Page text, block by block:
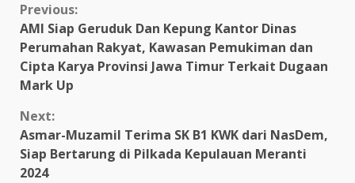
Continue
Reading
Previous:
AMI Siap Geruduk Dan Kepung Kantor Dinas
Perumahan Rakyat, Kawasan Pemukiman dan
Cipta Karya Provinsi Jawa Timur Terkait Dugaan
Mark Up
Next:
Asmar-Muzamil Terima SK B1 KWK dari NasDem,
Siap Bertarung di Pilkada Kepulauan Meranti
2024